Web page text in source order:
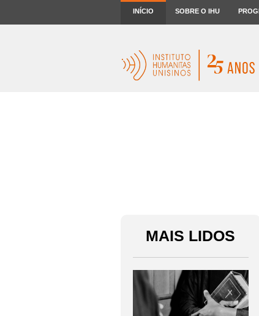
INÍCIO SOBRE O IHU
MAIS LIDOS